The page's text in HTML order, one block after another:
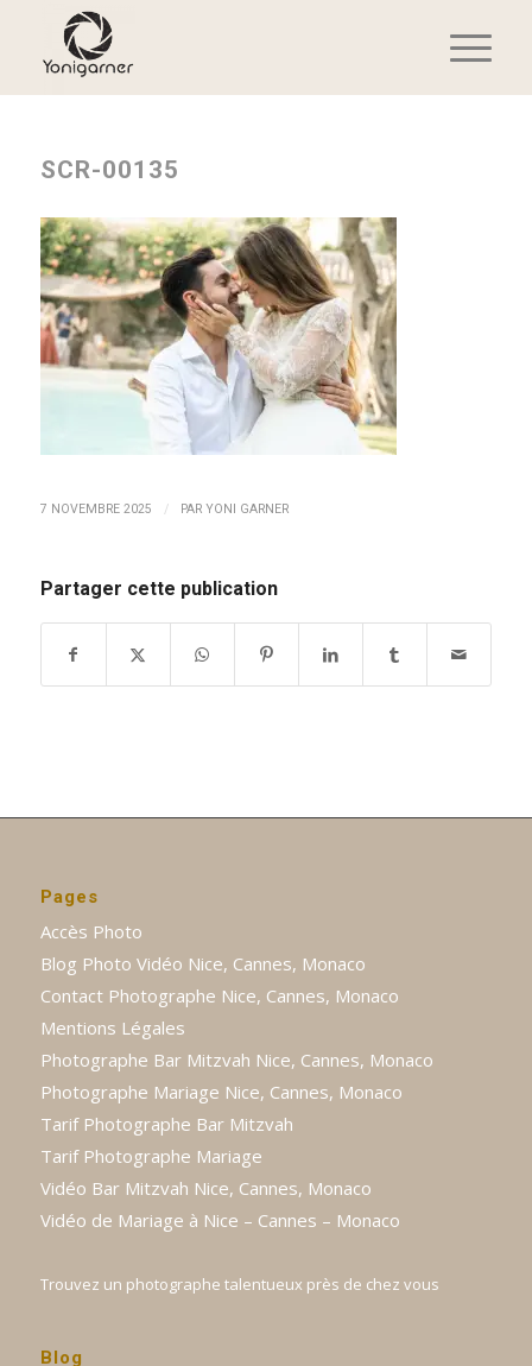
SCR-00135
7 NOVEMBRE 2025 / PAR YONI GARNER
Partager cette publication
Pages
Accès Photo
Blog Photo Vidéo Nice, Cannes, Monaco
Contact Photographe Nice, Cannes, Monaco
Mentions Légales
Photographe Bar Mitzvah Nice, Cannes, Monaco
Photographe Mariage Nice, Cannes, Monaco
Tarif Photographe Bar Mitzvah
Tarif Photographe Mariage
Vidéo Bar Mitzvah Nice, Cannes, Monaco
Vidéo de Mariage à Nice – Cannes – Monaco
Trouvez un photographe talentueux près de chez vous
Blog